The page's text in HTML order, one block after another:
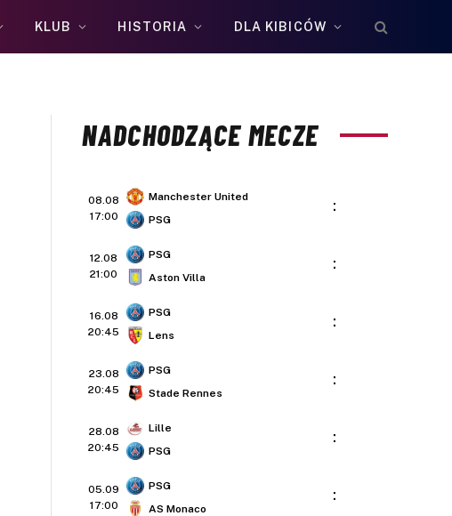
KLUB HISTORIA DLA KIBICÓW
NADCHODZĄCE MECZE
08.08
17:00
Manchester United
PSG
:
12.08
21:00
PSG
Aston Villa
:
16.08
20:45
PSG
Lens
:
23.08
20:45
PSG
Stade Rennes
:
28.08
20:45
Lille
PSG
:
05.09
17:00
PSG
AS Monaco
: